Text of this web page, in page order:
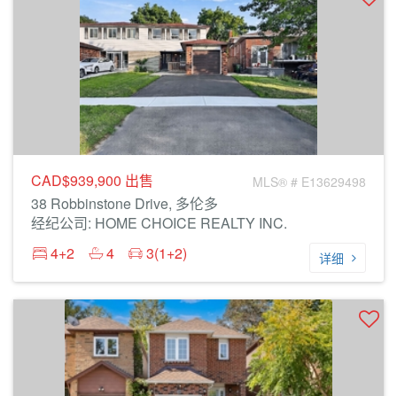
CAD$939,900 出售 MLS® # E13629498
38 Robbinstone Drive, 多伦多
经纪公司: HOME CHOICE REALTY INC.
4+2
4 3(1+2) 详细